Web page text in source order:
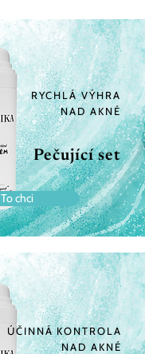
RYCHLÁ VÝHRA
NAD AKNÉ
Pečující set
To chci
ÚČINNÁ KONTROLA
NAD AKNÉ